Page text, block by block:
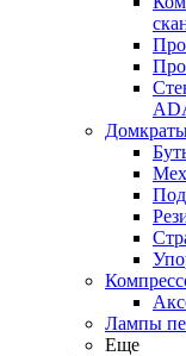
Лампы
Еще